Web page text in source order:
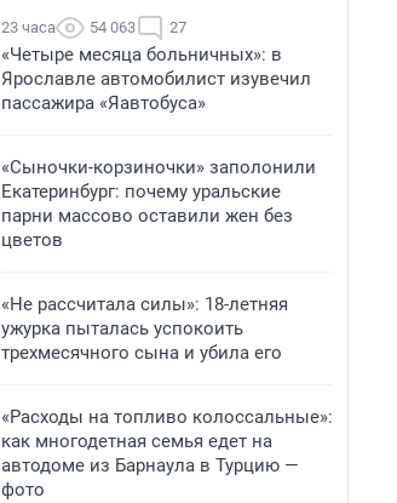
23 часа 54 063 27
«Четыре месяца больничных»: в
Ярославле автомобилист изувечил
пассажира «Яавтобуса»
«Сыночки-корзиночки» заполонили
Екатеринбург: почему уральские
парни массово оставили жен без
цветов
«Не рассчитала силы»: 18-летняя
ужурка пыталась успокоить
трехмесячного сына и убила его
«Расходы на топливо колоссальные»:
как многодетная семья едет на
автодоме из Барнаула в Турцию —
фото